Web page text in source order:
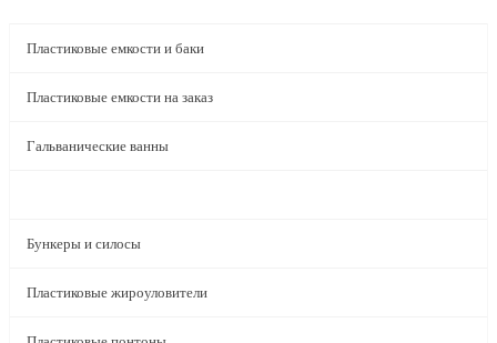
Пластиковые емкости и баки
Пластиковые емкости на заказ
Гальванические ванны
Бункеры и силосы
Пластиковые жироуловители